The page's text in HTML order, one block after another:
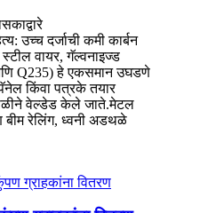
उच्च दर्जाची कमी कार्बन
वायर, गॅल्वनाइज्ड
Q235) हे एकसमान उघडणे
किंवा पत्रके तयार
वेल्डेड केले जाते.मेटल
रेलिंग, ध्वनी अडथळे